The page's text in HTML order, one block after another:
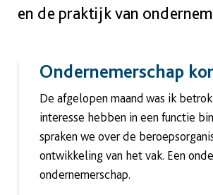
en de praktijk van
Ondernemerschap
De afgelopen maand was ik
interesse hebben in een functie
spraken we over de
ontwikkeling van het vak. Een
ondernemerschap.